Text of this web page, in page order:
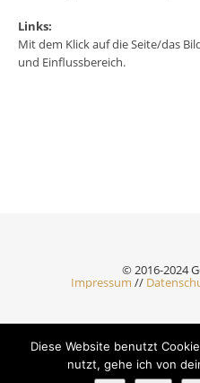
Links:
Mit dem Klick auf die Seite/das
und Einflussbereich.
© 2016-2024
Impressum //
Ashe Theme by
Diese Website benutzt
nutzt, gehe ich von